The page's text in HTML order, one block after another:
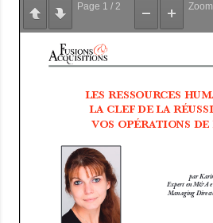
Page 1 / 2 Zoom